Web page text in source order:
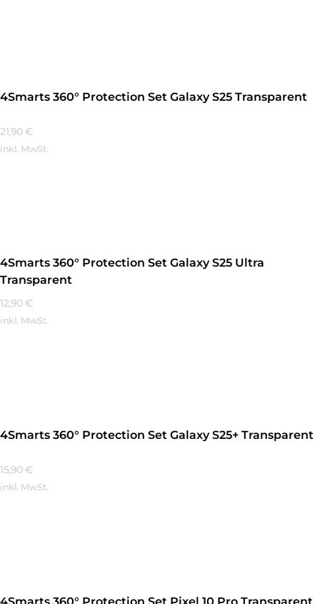
4Smarts 360° Protection Set Galaxy S25 Transparent
21,90 €
inkl. MwSt.
4Smarts 360° Protection Set Galaxy S25 Ultra
Transparent
12,90 €
inkl. MwSt.
4Smarts 360° Protection Set Galaxy S25+ Transparent
15,90 €
inkl. MwSt.